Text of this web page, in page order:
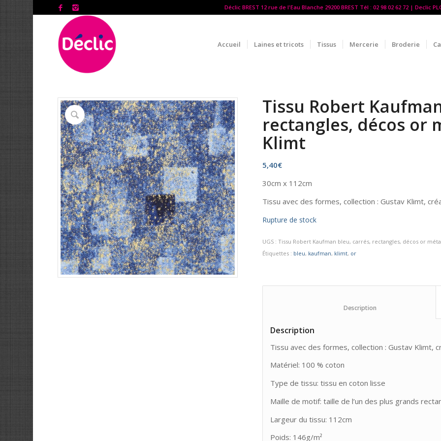
Déclic BREST 12 rue de l'Eau Blanche 29200 BREST Tél : 02 98 02 62 72 | Declic
Accueil Laines et tricots Tissus Mercerie Broderie
Tissu Robert
rectangles, décos or
Klimt
5,40€
30cm x 112cm
Tissu avec des formes, collection : Gustav Klimt,
Rupture de stock
UGS :Tissu Robert Kaufman bleu, carrés, rectangles, décos or
Étiquettes : bleu, kaufman, klimt, or
Description
Tissu avec des formes, collection : Gustav Klimt,
Matériel: 100 % coton
Type de tissu: tissu en coton lisse
Maille de motif: taille de l’un des plus grands
Largeur du tissu: 112cm
Poids: 146g/m²